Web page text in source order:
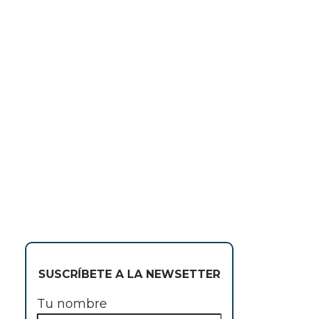
SUSCRÍBETE A LA NEWSETTER
Tu nombre